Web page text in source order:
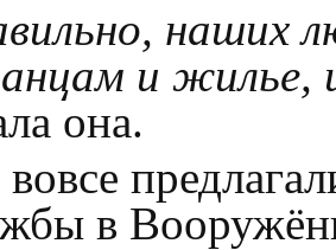
наших
и жилье,
она.
в